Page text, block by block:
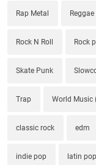
Rap Metal Reggae
Rock N Roll Rock
Skate Punk
Trap World Music
classic rock edm
indie pop latin pop